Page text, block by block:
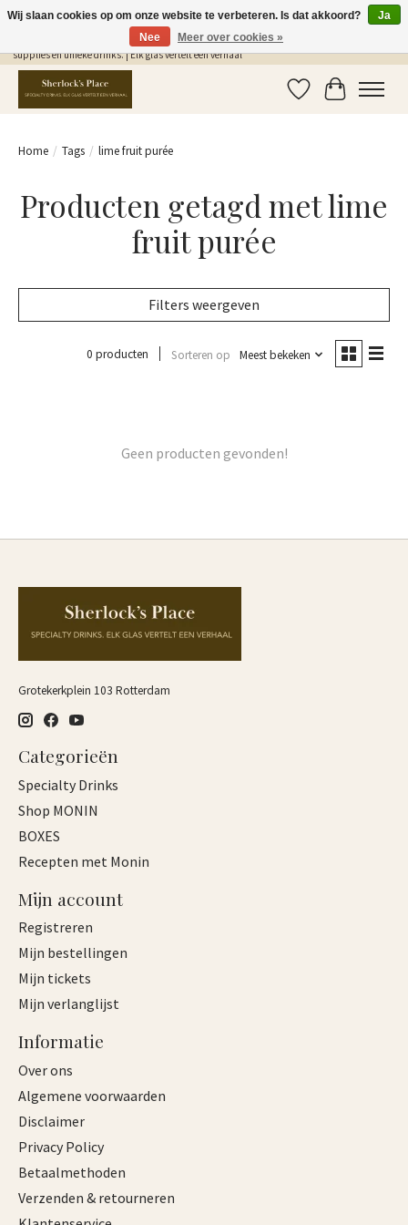
Gratis Verzending in NL vanaf €75,- | Sherlocks Place: dé plek voor MONIN siropen, bar
supplies en unieke drinks. | Elk glas vertelt een verhaal
Verlanglijst
Home / Tags / lime fruit purée
Producten getagd met lime
fruit purée
Filters weergeven
0 producten Sorteren op Meest bekeken
Geen producten gevonden!
Grotekerkplein 103 Rotterdam
Categorieën
Specialty Drinks
Shop MONIN
BOXES
Recepten met Monin
Mijn account
Registreren
Mijn bestellingen
Mijn tickets
Mijn verlanglijst
Informatie
Over ons
Algemene voorwaarden
Disclaimer
Privacy Policy
Betaalmethoden
Verzenden & retourneren
Wij slaan cookies op om onze website te verbeteren. Is dat akkoord?
Ja
Nee
Meer over cookies »